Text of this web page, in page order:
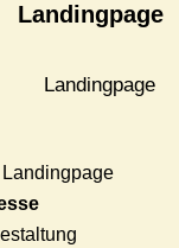
Landingpage